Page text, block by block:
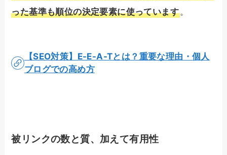
った基準も順位の決定要素に使っています。
【SEO対策】E-E-A-Tとは？重要な理由・個人
ブログでの高め方
被リンクの数と質、加えて有用性